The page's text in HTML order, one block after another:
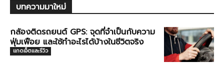
บทความมาใหม่
กล้องติดรถยนต์ GPS: จุดที่จำเป็นกับความ
ฟุ่มเฟือย และใช้ทำอะไรได้บ้างในชีวิตจริง
แกดเจ็ตและรีวิว